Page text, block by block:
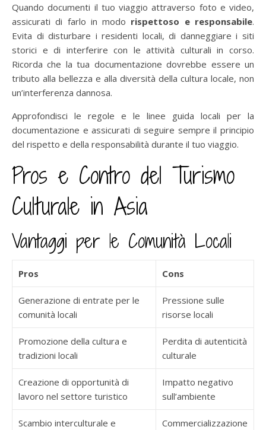
Quando documenti il tuo viaggio attraverso foto e video,
assicurati di farlo in modo rispettoso e responsabile.
Evita di disturbare i residenti locali, di danneggiare i siti
storici e di interferire con le attività culturali in corso.
Ricorda che la tua documentazione dovrebbe essere un
tributo alla bellezza e alla diversità della cultura locale, non
un’interferenza dannosa.
Approfondisci le regole e le linee guida locali per la
documentazione e assicurati di seguire sempre il principio
del rispetto e della responsabilità durante il tuo viaggio.
Pros e Contro del Turismo
Culturale in Asia
Vantaggi per le Comunità Locali
Pros Cons
Generazione di entrate per le
comunità locali
Pressione sulle
risorse locali
Promozione della cultura e
tradizioni locali
Perdita di autenticità
culturale
Creazione di opportunità di
lavoro nel settore turistico
Impatto negativo
sull’ambiente
Scambio interculturale e Commercializzazione